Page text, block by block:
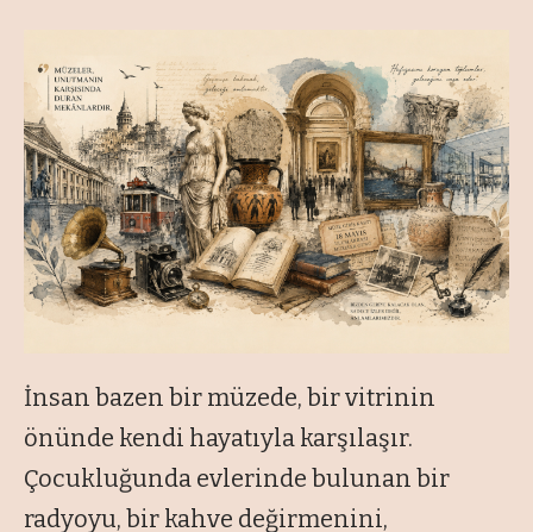
İnsan bazen bir müzede, bir vitrinin
önünde kendi hayatıyla karşılaşır.
Çocukluğunda evlerinde bulunan bir
radyoyu, bir kahve değirmenini,